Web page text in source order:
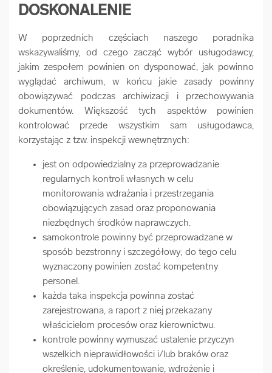
DOSKONALENIE
W poprzednich częściach naszego poradnika
wskazywaliśmy, od czego zacząć wybór usługodawcy,
jakim zespołem powinien on dysponować, jak powinno
wyglądać archiwum, w końcu jakie zasady powinny
obowiązywać podczas archiwizacji i przechowywania
dokumentów. Większość tych aspektów powinien
kontrolować przede wszystkim sam usługodawca,
korzystając z tzw. inspekcji wewnętrznych:
jest on odpowiedzialny za przeprowadzanie
regularnych kontroli własnych w celu
monitorowania wdrażania i przestrzegania
obowiązujących zasad oraz proponowania
niezbędnych środków naprawczych.
samokontrole powinny być przeprowadzane w
sposób bezstronny i szczegółowy; do tego celu
wyznaczony powinien zostać kompetentny
personel.
każda taka inspekcja powinna zostać
zarejestrowana, a raport z niej przekazany
właścicielom procesów oraz kierownictwu.
kontrole powinny wymuszać ustalenie przyczyn
wszelkich nieprawidłowości i/lub braków oraz
określenie, udokumentowanie, wdrożenie i